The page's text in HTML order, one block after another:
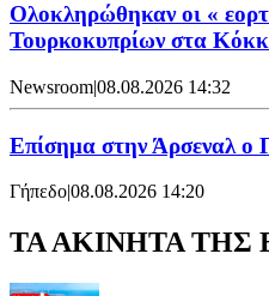
Ολοκληρώθηκαν οι «
Τουρκοκυπρίων στα
Newsroom|08.08.2026 14:32
Επίσημα στην Άρσεναλ ο
Γήπεδο|08.08.2026 14:20
ΤΑ ΑΚΙΝΗΤΑ ΤΗΣ